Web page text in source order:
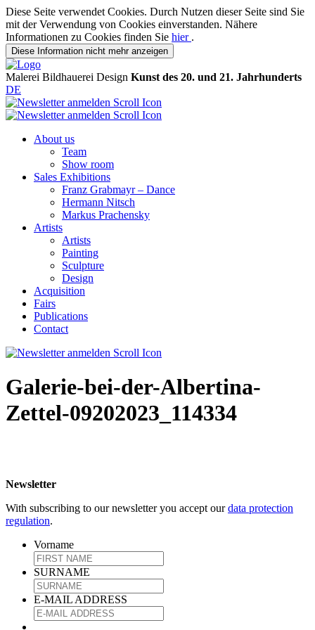
Diese Seite verwendet Cookies. Durch Nutzen dieser Seite sind Sie
mit der Verwendung von Cookies einverstanden. Nähere
Informationen zu Cookies finden Sie hier .
Diese Information nicht mehr anzeigen
Malerei Bildhauerei Design Kunst des 20. und 21. Jahrhunderts
DE
About us
Team
Show room
Sales Exhibitions
Franz Grabmayr – Dance
Hermann Nitsch
Markus Prachensky
Artists
Artists
Painting
Sculpture
Design
Acquisition
Fairs
Publications
Contact
Galerie-bei-der-Albertina-
Zettel-09202023_114334
Newsletter
With subscribing to our newsletter you accept ourdata protection
regulation.
Vorname
SURNAME
E-MAIL ADDRESS